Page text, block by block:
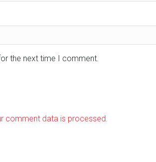
the next time I comment.
comment data is processed.